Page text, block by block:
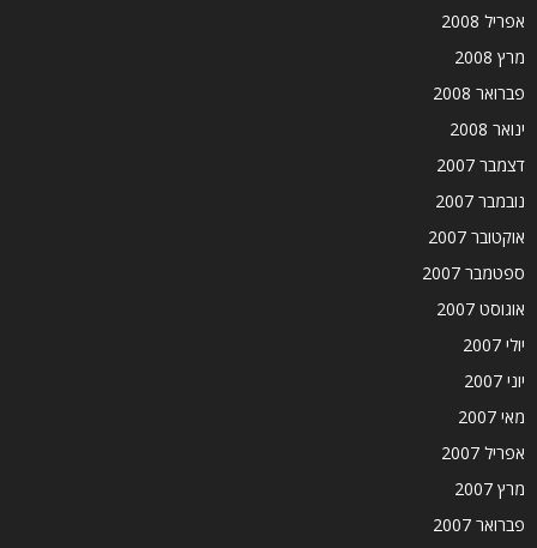
אפריל 2008
מרץ 2008
פברואר 2008
ינואר 2008
דצמבר 2007
נובמבר 2007
אוקטובר 2007
ספטמבר 2007
אוגוסט 2007
יולי 2007
יוני 2007
מאי 2007
אפריל 2007
מרץ 2007
פברואר 2007